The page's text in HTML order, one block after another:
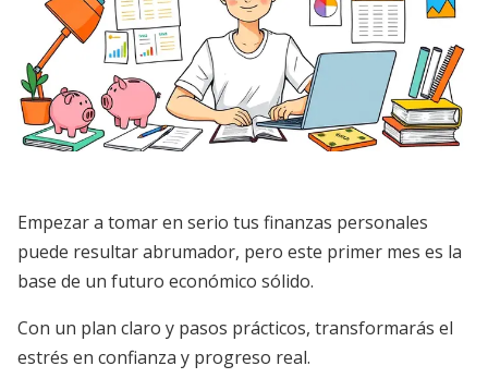
Empezar a tomar en serio tus finanzas personales
puede resultar abrumador, pero este primer mes es la
base de un futuro económico sólido.
Con un plan claro y pasos prácticos, transformarás el
estrés en confianza y progreso real.